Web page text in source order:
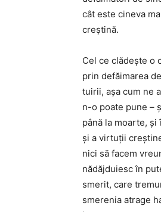
cât este cineva
creştină.
Cel ce clădeşte o
prin defăimarea
tuirii, aşa cum ne
n-o poate pune –
până la moarte,
şi a virtuţii
nici să facem
nădăjduiesc în
smerit, care
smerenia atrage